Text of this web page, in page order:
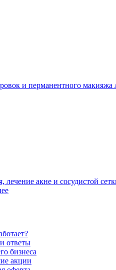
и перманентного
лечение акне и сосудистой
ответы
бизнеса
акции